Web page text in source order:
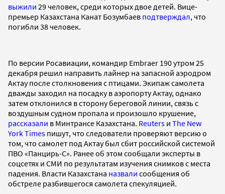
выжили 29 человек, среди которых двое детей. Вице-
премьер Казахстана Канат Бозумбаев подтверждал, что
погибли 38 человек.
По версии Росавиации, командир Embraer 190 утром 25
декабря решил направить лайнер на запасной аэродром
Актау после столкновения с птицами. Экипаж самолета
дважды заходил на посадку в аэропорту Актау, однако
затем отклонился в сторону береговой линии, связь с
воздушным судном пропала и произошло крушение,
рассказали в Минтрансе Казахстана. Reuters и The New
York Times пишут, что следователи проверяют версию о
том, что самолет под Актау был сбит российской системой
ПВО «Панцирь-С». Ранее об этом сообщали эксперты в
соцсетях и СМИ по результатам изучения снимков с места
падения. Власти Казахстана назвали сообщения об
обстреле разбившегося самолета спекуляцией.